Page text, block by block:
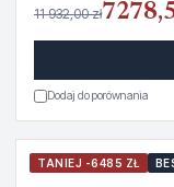
11 932,00 zł
Dodaj do porównania
TANIEJ -6485 ZŁ